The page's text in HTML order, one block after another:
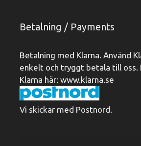
Betalning / Payments
Betalning med Klarna. Använd
enkelt och tryggt betala till oss.
Klarna här: www.klarna.se
Vi skickar med Postnord.